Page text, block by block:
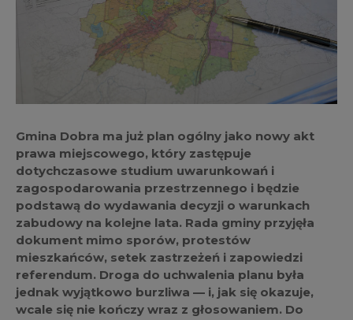
Gmina Dobra ma już plan ogólny jako nowy akt
prawa miejscowego, który zastępuje
dotychczasowe studium uwarunkowań i
zagospodarowania przestrzennego i będzie
podstawą do wydawania decyzji o warunkach
zabudowy na kolejne lata. Rada gminy przyjęła
dokument mimo sporów, protestów
mieszkańców, setek zastrzeżeń i zapowiedzi
referendum. Droga do uchwalenia planu była
jednak wyjątkowo burzliwa — i, jak się okazuje,
wcale się nie kończy wraz z głosowaniem. Do